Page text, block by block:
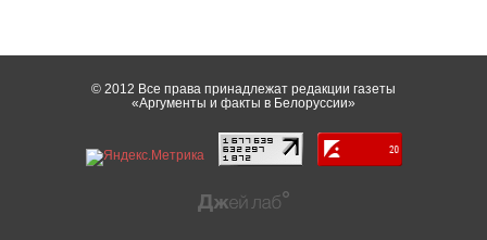
© 2012 Все права принадлежат редакции газеты
«Аргументы и факты в Белоруссии»